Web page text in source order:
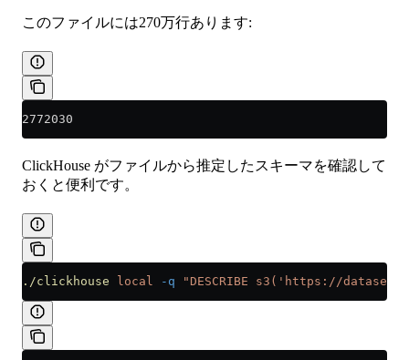
このファイルには270万行あります:
2772030
ClickHouse がファイルから推定したスキーマを確認して
おくと便利です。
./clickhouse local -q "DESCRIBE s3('https://datasets-